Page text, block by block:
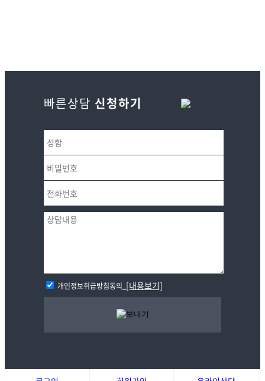
빠른상담 신청하기
개인정보취급방침동의 [내용보기]